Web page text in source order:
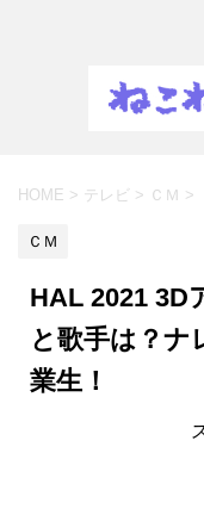
HOME > テレビ > ＣＭ >
ＣＭ
HAL 2021 3D
と歌手は？ナ
業生！